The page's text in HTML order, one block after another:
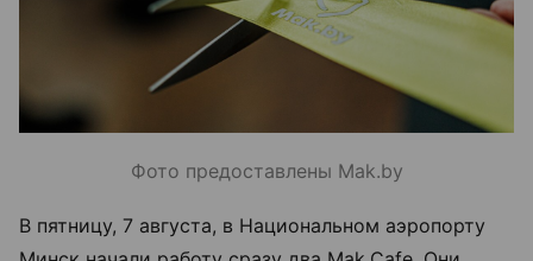
Фото предоставлены Mak.by
В пятницу, 7 августа, в Национальном аэропорту